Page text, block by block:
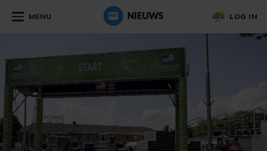
MENU LOG IN